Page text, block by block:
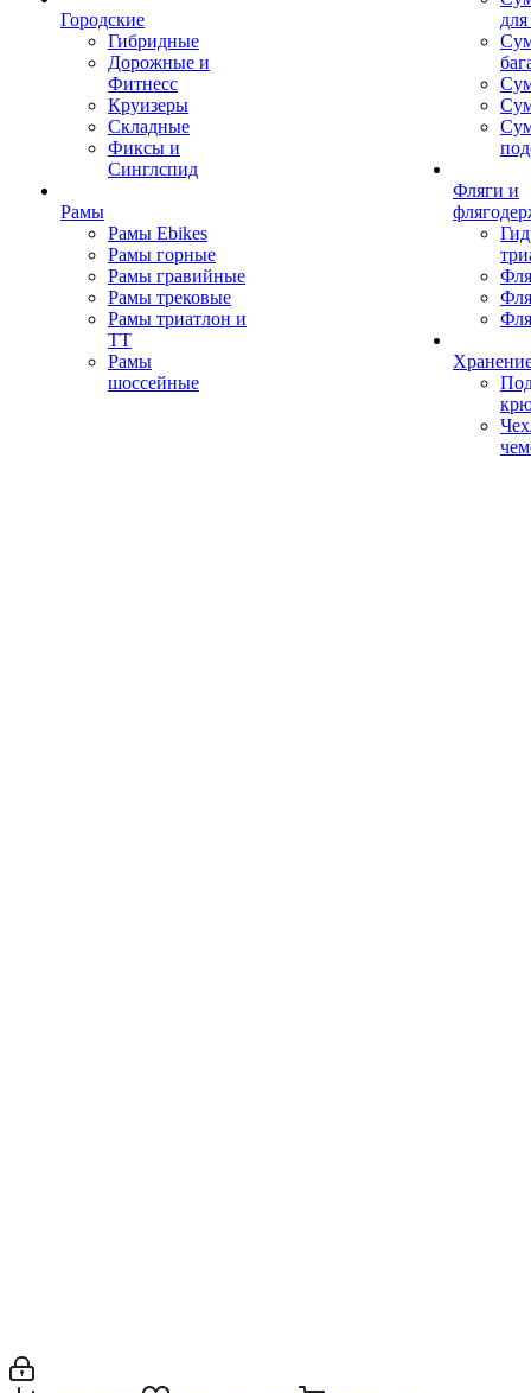
Городские
Гибридные
Дорожные и
Фитнесс
Круизеры
Складные
Фиксы и
Синглспид
Рамы
Рамы Ebikes
Рамы горные
Рамы гравийные
Рамы трековые
Рамы триатлон и
ТТ
Рамы
шоссейные
Фляги и